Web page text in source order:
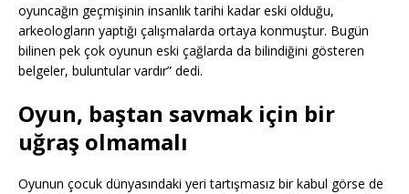
oyuncağın geçmişinin insanlık tarihi kadar eski olduğu,
arkeologların yaptığı çalışmalarda ortaya konmuştur. Bugün
bilinen pek çok oyunun eski çağlarda da bilindiğini gösteren
belgeler, buluntular vardır” dedi.
Oyun, baştan savmak için bir
uğraş olmamalı
Oyunun çocuk dünyasındaki yeri tartışmasız bir kabul görse de